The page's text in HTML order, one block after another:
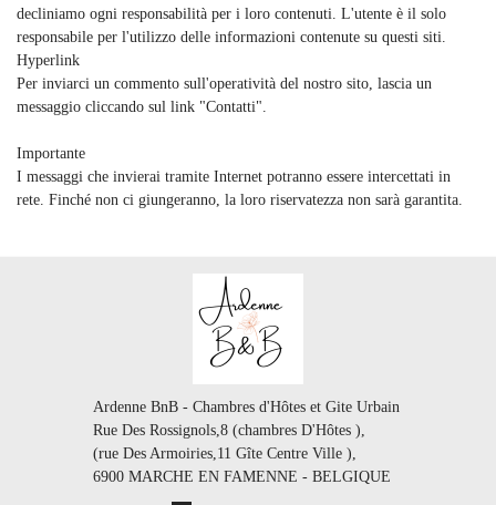
decliniamo ogni responsabilità per i loro contenuti. L'utente è il solo
responsabile per l'utilizzo delle informazioni contenute su questi siti.
Hyperlink
Per inviarci un commento sull'operatività del nostro sito, lascia un
messaggio cliccando sul link "Contatti".
Importante
I messaggi che invierai tramite Internet potranno essere intercettati in
rete. Finché non ci giungeranno, la loro riservatezza non sarà garantita.
Ardenne BnB - Chambres d'Hôtes et Gite Urbain
Rue Des Rossignols,8 (chambres D'Hôtes ),
(rue Des Armoiries,11 Gîte Centre Ville ),
6900 MARCHE EN FAMENNE - BELGIQUE